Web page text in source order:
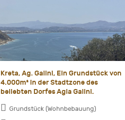
Kreta, Ag. Galini, Ein Grundstück von
4.000m² in der Stadtzone des
beliebten Dorfes Agia Galini.
Grundstück (Wohnbebauung)